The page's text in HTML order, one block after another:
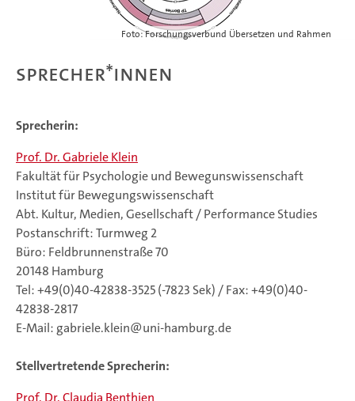
Foto: Forschungsverbund Übersetzen und Rahmen
Sprecher*innen
Sprecherin:
Prof. Dr. Gabriele Klein
Fakultät für Psychologie und Bewegunswissenschaft
Institut für Bewegungswissenschaft
Abt. Kultur, Medien, Gesellschaft / Performance Studies
Postanschrift: Turmweg 2
Büro: Feldbrunnenstraße 70
20148 Hamburg
Tel: +49(0)40-42838-3525 (-7823 Sek) / Fax: +49(0)40-
42838-2817
E-Mail: gabriele.klein@uni-hamburg.de
Stellvertretende Sprecherin:
Prof. Dr. Claudia Benthien